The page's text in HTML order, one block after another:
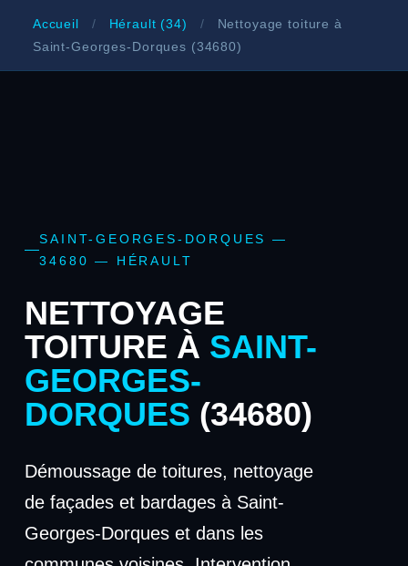
Accueil / Hérault (34) /
Nettoyage toiture à
Saint-Georges-Dorques (34680)
SAINT-GEORGES-DORQUES —
34680 — HÉRAULT
NETTOYAGE
TOITURE À SAINT-
GEORGES-
DORQUES (34680)
Démoussage de toitures, nettoyage
de façades et bardages à Saint-
Georges-Dorques et dans les